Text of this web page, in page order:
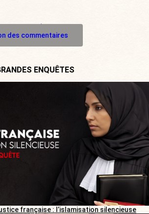
commentaire
des commentaires
ENQUÊTES
française : l’islamisation silencieuse